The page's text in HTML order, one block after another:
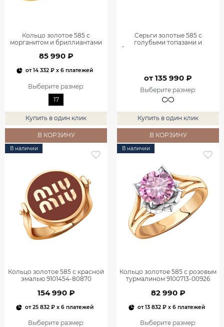
Кольцо золотое 585 с
морганитом и бриллиантами
85 990 ₽
от14 332 ₽x 6 платежей
Выберите размер:
17
Купить в один клик
В КОРЗИНУ
Серьги золотые 585 с
голубыми топазами и
бриллиантами 9200865-02780
от 135 990 ₽
Выберите размер:
Купить в один клик
В КОРЗИНУ
В наличии
Кольцо золотое 585 с красной
эмалью 9101454-80870
154 990 ₽
от25 832 ₽x 6 платежей
Выберите размер:
В наличии
Кольцо золотое 585 с розовым
турмалином 9100713-00926
82 990 ₽
от13 832 ₽x 6 платежей
Выберите размер: